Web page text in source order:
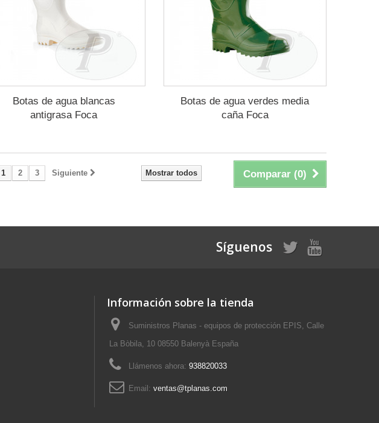
Botas de agua blancas
antigrasa Foca
Botas de agua verdes media
caña Foca
Comparar (0)
Mostrar todos
1 2 3 Siguiente
Síguenos
Información sobre la tienda
Suministros Planas - equipos de protección EPIS, Calle
La Bòbila, 10 08550 Balenyà España
Llámenos ahora: 938820033
Email: ventas@tplanas.com